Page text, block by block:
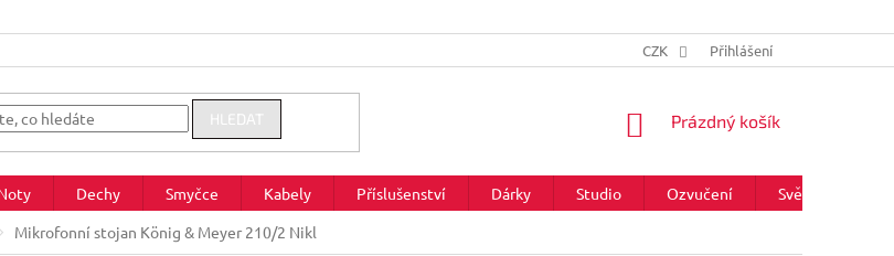
CZK Přihlášení
HLEDAT
NÁKUPNÍ
Prázdný košík
Dechy Smyčce Kabely Příslušenství Dárky Studio Ozvučení Světla
Mikrofonní stojan König & Meyer 210/2 Nikl